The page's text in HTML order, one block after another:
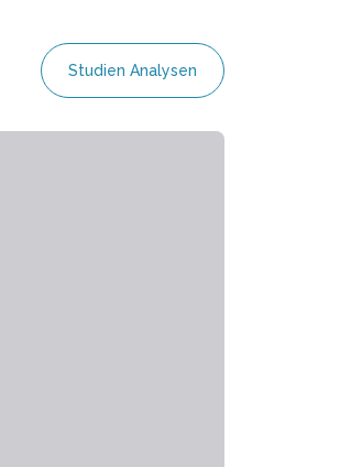
Studien Analysen